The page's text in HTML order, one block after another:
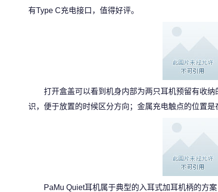
有Type C充电接口，值得好评。
打开盒盖可以看到机身内部为两只耳机预留有收
识，便于放置的时候区分方向；金属充电触点的位置是
PaMu Quiet耳机属于典型的入耳式加耳机柄的方